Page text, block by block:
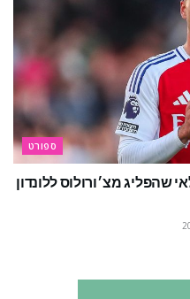
ספורט
שהפליג מצ׳ורולוס ללונדון